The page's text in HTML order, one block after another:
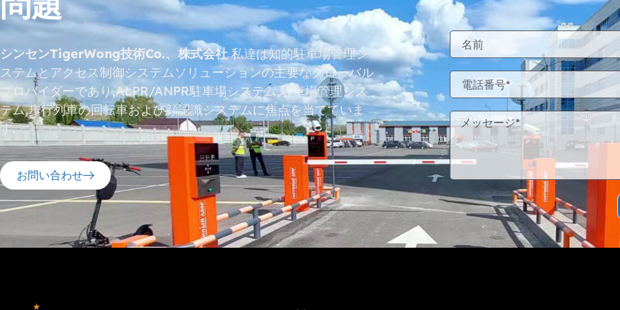
シンセンTigerWong技術Co.、株式会社私達は知的駐車場管理シ
ステムとアクセス制御システムソリューションの主要なグローバル
プロバイダーであり,ALPR/ANPR駐車場システム,駐車場管理シス
テム,歩行列車の回転車および顔認識システムに焦点を当てていま
す.
お問い合わせ